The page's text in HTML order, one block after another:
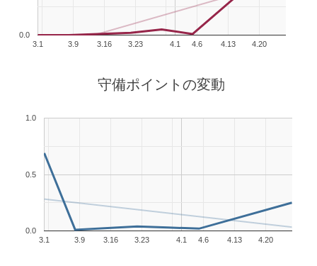
3.1 4.1
3.9 3.16 3.23 4.6 4.13 4.20
0.0
守備ポイントの変動
3.1 4.1
3.9 3.16 3.23 4.6 4.13 4.20
0.0
0.5
1.0